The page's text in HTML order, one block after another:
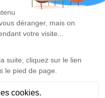
- 64100 - Bayonne